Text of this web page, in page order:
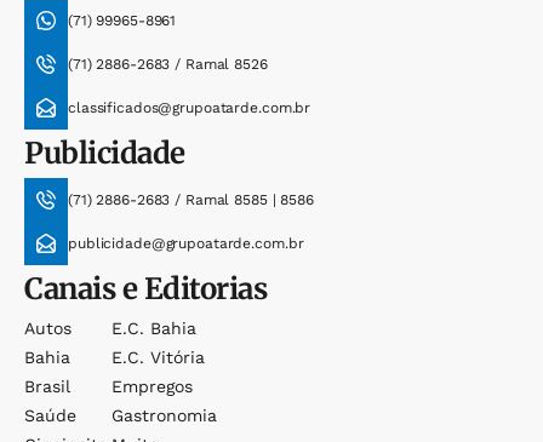
(71) 99965-8961
(71) 2886-2683 / Ramal 8526
classificados@grupoatarde.com.br
Publicidade
(71) 2886-2683 / Ramal 8585 | 8586
publicidade@grupoatarde.com.br
Canais e Editorias
Autos
Bahia
Brasil
Saúde
E.c. Bahia
E.c. Vitória
Empregos
Gastronomia